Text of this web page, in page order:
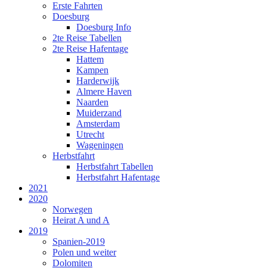
Erste Fahrten
Doesburg
Doesburg Info
2te Reise Tabellen
2te Reise Hafentage
Hattem
Kampen
Harderwijk
Almere Haven
Naarden
Muiderzand
Amsterdam
Utrecht
Wageningen
Herbstfahrt
Herbstfahrt Tabellen
Herbstfahrt Hafentage
2021
2020
Norwegen
Heirat A und A
2019
Spanien-2019
Polen und weiter
Dolomiten